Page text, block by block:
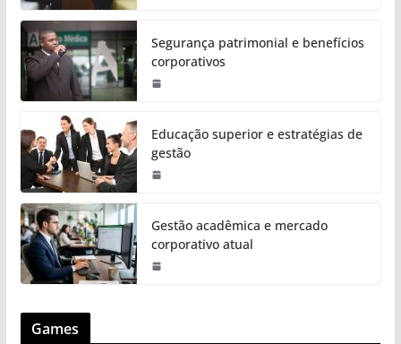
Segurança patrimonial e benefícios
corporativos
Educação superior e estratégias de
gestão
Gestão acadêmica e mercado
corporativo atual
Games